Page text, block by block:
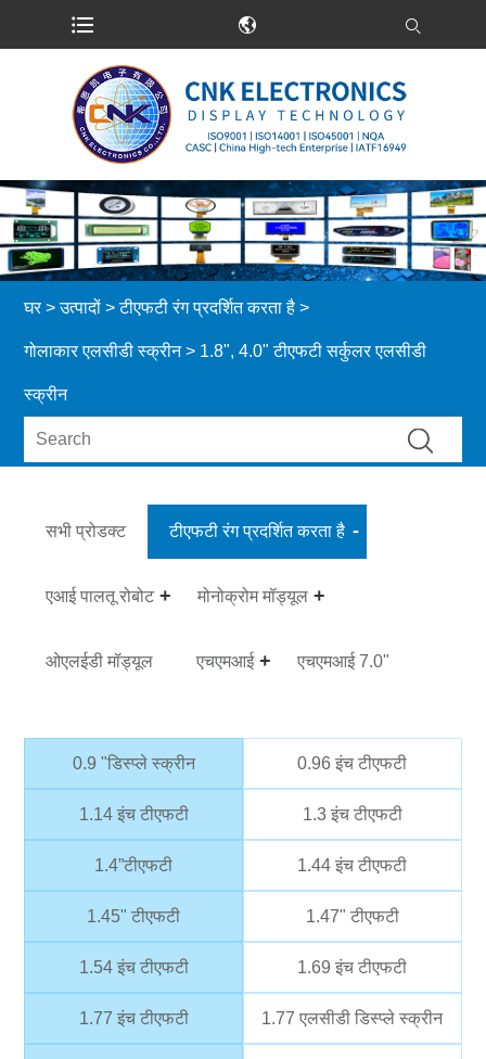
घर > उत्पादों >टीएफटी रंग प्रदर्शित करता है >
गोलाकार एलसीडी स्क्रीन> 1.8", 4.0" टीएफटी सर्कुलर एलसीडी
स्क्रीन
सभी प्रोडक्ट टीएफटी रंग प्रदर्शित करता है
एआई पालतू रोबोट मोनोक्रोम मॉड्यूल
ओएलईडी मॉड्यूल एचएमआई एचएमआई 7.0"
0.9 "डिस्प्ले स्क्रीन 0.96 इंच टीएफटी
1.14 इंच टीएफटी 1.3 इंच टीएफटी
1.4”टीएफटी 1.44 इंच टीएफटी
1.45" टीएफटी 1.47" टीएफटी
1.54 इंच टीएफटी 1.69 इंच टीएफटी
1.77 इंच टीएफटी 1.77 एलसीडी डिस्प्ले स्क्रीन